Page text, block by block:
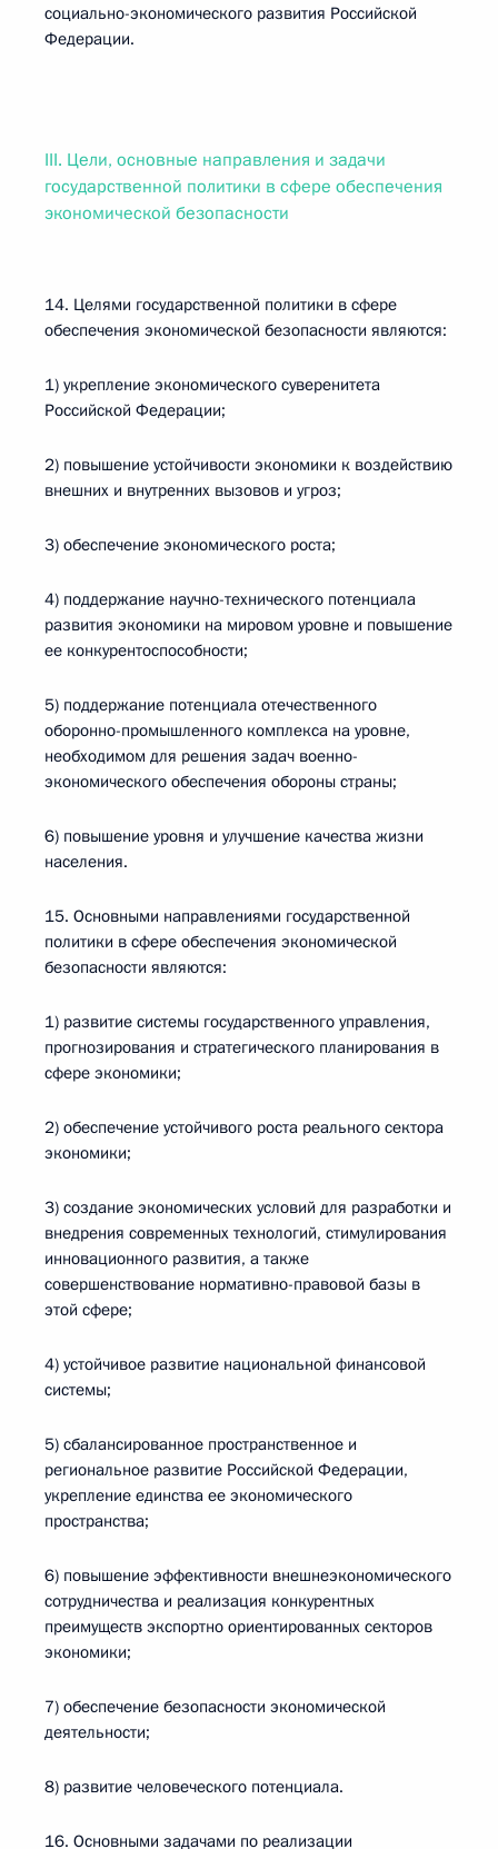
социально-экономического развития Российской
Федерации.
III. Цели, основные направления и задачи
государственной политики в сфере обеспечения
экономической безопасности
14. Целями государственной политики в сфере
обеспечения экономической безопасности являются:
1) укрепление экономического суверенитета
Российской Федерации;
2) повышение устойчивости экономики к воздействию
внешних и внутренних вызовов и угроз;
3) обеспечение экономического роста;
4) поддержание научно-технического потенциала
развития экономики на мировом уровне и повышение
ее конкурентоспособности;
5) поддержание потенциала отечественного
оборонно-промышленного комплекса на уровне,
необходимом для решения задач военно-
экономического обеспечения обороны страны;
6) повышение уровня и улучшение качества жизни
населения.
15. Основными направлениями государственной
политики в сфере обеспечения экономической
безопасности являются:
1) развитие системы государственного управления,
прогнозирования и стратегического планирования в
сфере экономики;
2) обеспечение устойчивого роста реального сектора
экономики;
3) создание экономических условий для разработки и
внедрения современных технологий, стимулирования
инновационного развития, а также
совершенствование нормативно-правовой базы в
этой сфере;
4) устойчивое развитие национальной финансовой
системы;
5) сбалансированное пространственное и
региональное развитие Российской Федерации,
укрепление единства ее экономического
пространства;
6) повышение эффективности внешнеэкономического
сотрудничества и реализация конкурентных
преимуществ экспортно ориентированных секторов
экономики;
7) обеспечение безопасности экономической
деятельности;
8) развитие человеческого потенциала.
16. Основными задачами по реализации